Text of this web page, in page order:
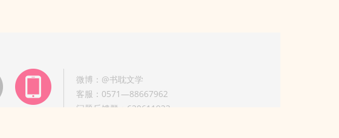
微博：@书耽文学
客服：0571—88667962
问题反馈群：630611933